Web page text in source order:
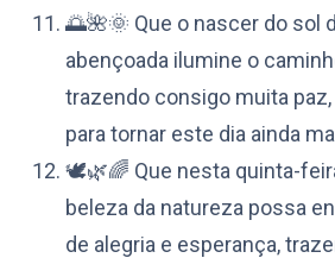
🌅🌺🌞 Que o nascer do sol
abençoada ilumine o
trazendo consigo muita
para tornar este dia ainda
🕊️🌿🌈 Que nesta quinta-
beleza da natureza possa
de alegria e esperança,